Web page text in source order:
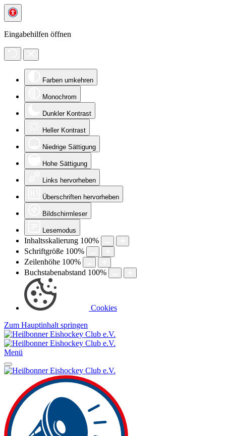
Eingabehilfen öffnen
Farben umkehren
Monochrom
Dunkler Kontrast
Heller Kontrast
Niedrige Sättigung
Hohe Sättigung
Links hervorheben
Überschriften hervorheben
Bildschirmleser
Lesemodus
Inhaltsskalierung 100%
Schriftgröße 100%
Zeilenhöhe 100%
Buchstabenabstand 100%
Cookies
Zum Hauptinhalt springen
Menü